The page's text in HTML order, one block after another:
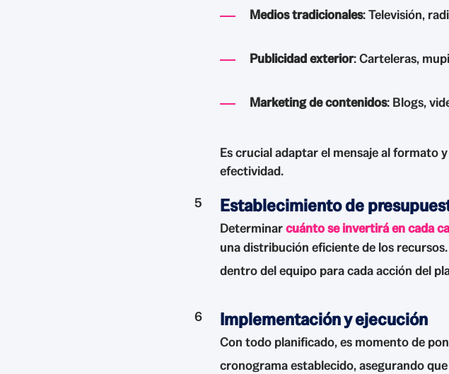
Medios tradicionales: Televisión,
Publicidad exterior: Carteleras,
Marketing de contenidos: Blogs,
Es crucial adaptar el mensaje al formato
efectividad.
Establecimiento de
Determinarcuánto se invertiráen cada
una distribución eficiente de los
dentro del equipo para cada acción del
Implementación y ejecución
Con todo planificado, es momento de
cronograma establecido, asegurando